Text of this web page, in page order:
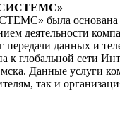
СИСТЕМС»
была основана
деятельности
передачи данных и
к глобальной сети
Данные услуги
так и